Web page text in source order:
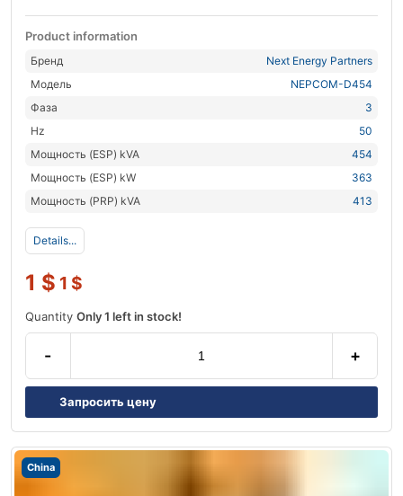
Product information
Бренд
Next Energy Partners
Модель
NEPCOM-D454
Фаза
3
Hz
50
Мощность (ESP) kVA
454
Мощность (ESP) kW
363
Мощность (PRP) kVA
413
Details...
1 $ 1 $
Quantity Only 1 left in stock!
- +
Запросить цену
China